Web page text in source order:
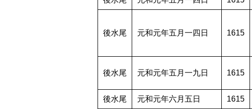
後水尾 元和元年五月一四日 1615
後水尾 元和元年五月一九日 1615
後水尾 元和元年六月五日 1615